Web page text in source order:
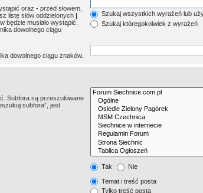
oraz - przed słowem,
listę słów oddzielonych |
będzie musiało wystąpić.
dowolnego ciągu
Szukaj wszystkich wyrażeń lub
Szukaj któregokolwiek z wyrażeń
dowolnego ciągu znaków.
Subfora są przeszukiwane
subfora”, jest
Tak Nie
Temat i treść posta
Tylko treść posta